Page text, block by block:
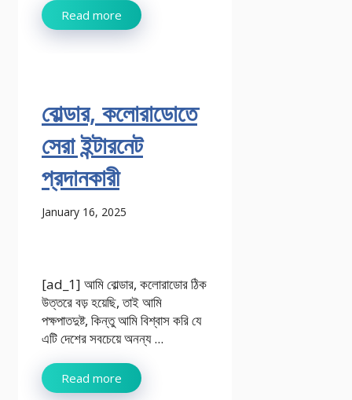
Read more
বোল্ডার, কলোরাডোতে
সেরা ইন্টারনেট
প্রদানকারী
January 16, 2025
[ad_1] আমি বোল্ডার, কলোরাডোর ঠিক
উত্তরে বড় হয়েছি, তাই আমি
পক্ষপাতদুষ্ট, কিন্তু আমি বিশ্বাস করি যে
এটি দেশের সবচেয়ে অনন্য ...
Read more